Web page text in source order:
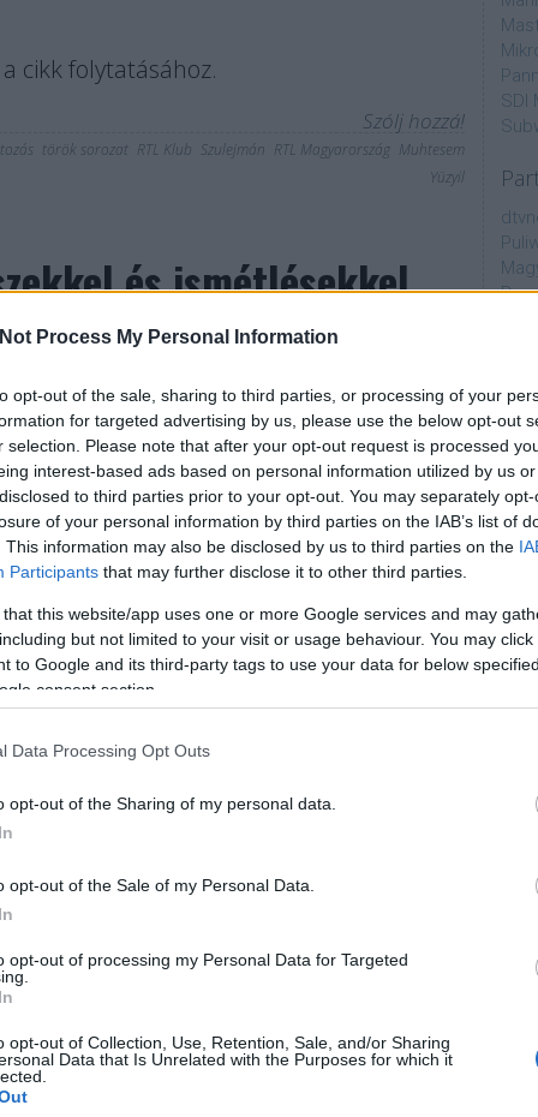
Process My Personal Information
opt-out of the sale, sharing to third parties, or processing of your
for targeted advertising by us, please use the below opt-out
selection. Please note that after your opt-out request is processed
interest-based ads based on personal information utilized by us
to third parties prior to your opt-out. You may separately
of your personal information by third parties on the IAB’s list of
This information may also be disclosed by us to third parties on the
Participants that may further disclose it to other third parties.
this website/app uses one or more Google services and may
but not limited to your visit or usage behaviour. You may
to Google and its third-party tags to use your data for below
consent section.
Data Processing Opt Outs
opt-out of the Sharing of my personal data.
opt-out of the Sale of my Personal Data.
opt-out of processing my Personal Data for Targeted
opt-out of Collection, Use, Retention, Sale, and/or Sharing
Data that Is Unrelated with the Purposes for which it
cikk folytatásához.
Szólj hozzá!
török sorozat RTL Klub Szulejmán RTL Magyarország Muhtesem
Yüzyil
és ismétlésekkel
Klub
kerül adásba A Fal évadzáró adása. A rá
nyári műsorrendre vált az RTL Klub: elindítják
sorozatuk befejező szezonját, visszatérnek a
folytatódik a szintén sikeres
cikk folytatásához.
Szólj hozzá!
családom Elif - A szeretet útján
sztárjaival készíti
a Netflix
és filmgyárak produkcióit, hanem tetemes
sorozatot, filmet és dokuműsort kínál
világ számos országában - köztük hazánkban is -
SDI
AMC
AXN
A
A
A
A